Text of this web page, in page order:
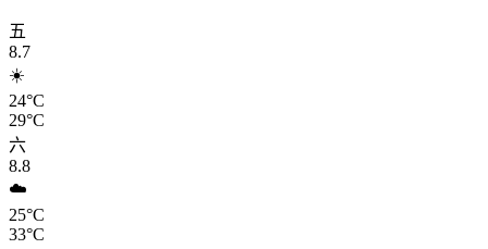
五
8.7
☀️
24°C
29°C
六
8.8
☁️
25°C
33°C